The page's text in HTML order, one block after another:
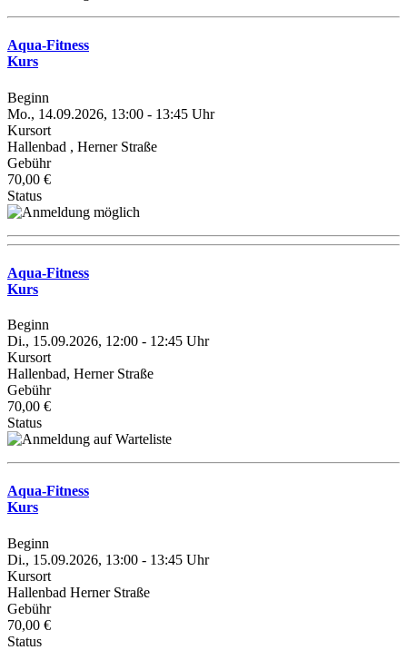
Aqua-Fitness
Kurs
Beginn
Mo., 14.09.2026, 13:00 - 13:45 Uhr
Kursort
Hallenbad , Herner Straße
Gebühr
70,00 €
Status
Aqua-Fitness
Kurs
Beginn
Di., 15.09.2026, 12:00 - 12:45 Uhr
Kursort
Hallenbad, Herner Straße
Gebühr
70,00 €
Status
Aqua-Fitness
Kurs
Beginn
Di., 15.09.2026, 13:00 - 13:45 Uhr
Kursort
Hallenbad Herner Straße
Gebühr
70,00 €
Status